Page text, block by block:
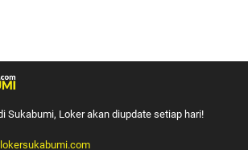
Sukabumi, Loker akan diupdate setiap hari!